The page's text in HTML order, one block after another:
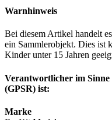
Warnhinweis
Bei diesem Artikel handelt
ein Sammlerobjekt. Dies ist
Kinder unter 15 Jahren
Verantwortlicher im
(GPSR) ist:
Marke